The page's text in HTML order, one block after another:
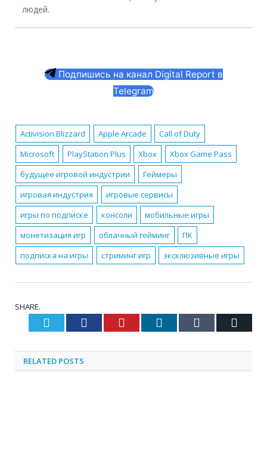
людей.
Подпишись на канал Digital Report в
Telegram
Activision Blizzard Apple Arcade
Call of Duty
Microsoft
PlayStation Plus Xbox
Xbox Game Pass
будущее игровой индустрии
Геймеры
игровая индустрия
игровые сервисы
игры по подписке
консоли
мобильные игры
монетизация игр
облачный гейминг
ПК
подписка на игры
стриминг игр эксклюзивные игры
SHARE.
Twitter Facebook Pinterest LinkedIn Tumblr
RELATED POSTS